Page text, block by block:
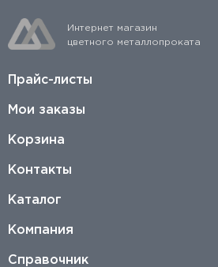
Интернет магазин
цветного металлопроката
Прайс-листы
Мои заказы
Корзина
Контакты
Каталог
Компания
Справочник